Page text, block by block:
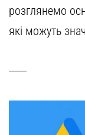
розглянемо
які можуть